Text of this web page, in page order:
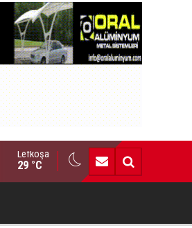
yaralandı
Lefkoşa
29 °C